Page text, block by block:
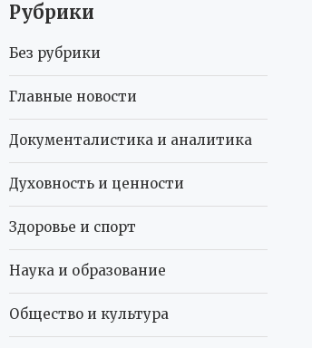
Рубрики
Без рубрики
Главные новости
Документалистика и аналитика
Духовность и ценности
Здоровье и спорт
Наука и образование
Общество и культура